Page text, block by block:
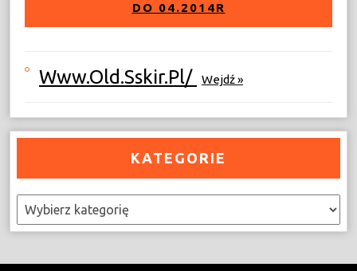
DO 04.2014R
Www.old.sskir.pl/ Wejdź »
KATEGORIE
Kategorie